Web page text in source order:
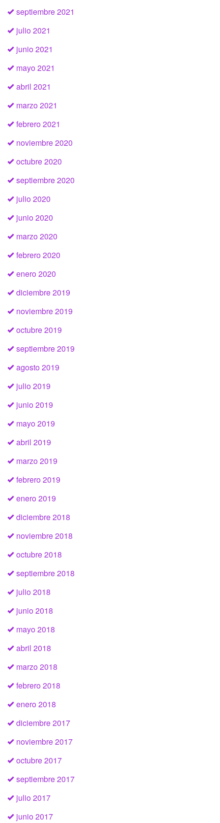
septiembre 2021
julio 2021
junio 2021
mayo 2021
abril 2021
marzo 2021
febrero 2021
noviembre 2020
octubre 2020
septiembre 2020
julio 2020
junio 2020
marzo 2020
febrero 2020
enero 2020
diciembre 2019
noviembre 2019
octubre 2019
septiembre 2019
agosto 2019
julio 2019
junio 2019
mayo 2019
abril 2019
marzo 2019
febrero 2019
enero 2019
diciembre 2018
noviembre 2018
octubre 2018
septiembre 2018
julio 2018
junio 2018
mayo 2018
abril 2018
marzo 2018
febrero 2018
enero 2018
diciembre 2017
noviembre 2017
octubre 2017
septiembre 2017
julio 2017
junio 2017